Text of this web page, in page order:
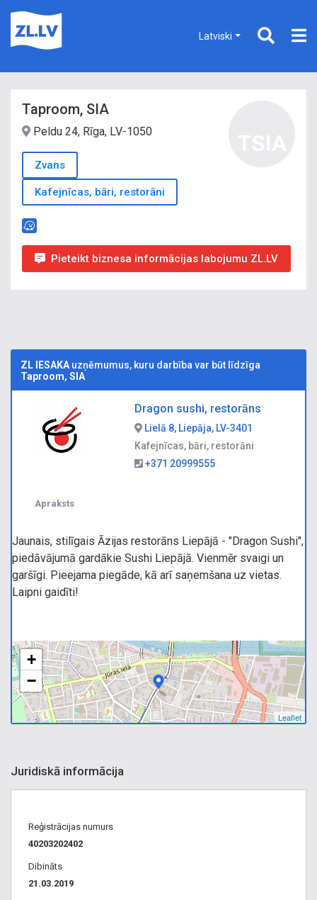
Latviski
Taproom, SIA
Peldu 24, Rīga, LV-1050
Zvans
Kafejnīcas, bāri, restorāni
Pieteikt biznesa informācijas labojumu ZL.LV
ZL IESAKA uzņēmumus, kuru darbība var būt līdzīga
Taproom, SIA
Dragon sushi, restorāns
Lielā 8, Liepāja, LV-3401
Kafejnīcas, bāri, restorāni
+371 20999555
Apraksts
Jaunais, stilīgais Āzijas restorāns Liepājā - "Dragon Sushi",
piedāvājumā gardākie Sushi Liepājā. Vienmēr svaigi un
garšīgi. Pieejama piegāde, kā arī saņemšana uz vietas.
Laipni gaidīti!
+
−
Leaflet
Juridiskā informācija
Reģistrācijas numurs
40203202402
Dibināts
21.03.2019